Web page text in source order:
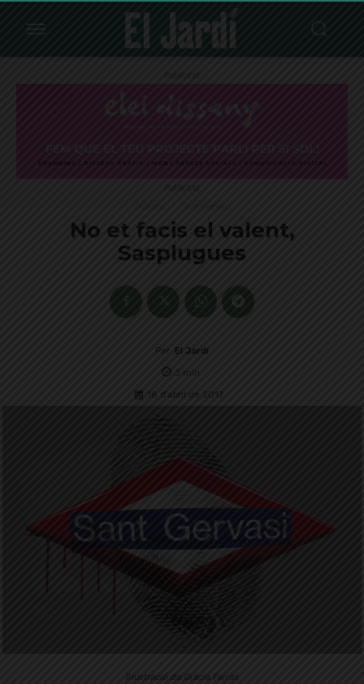
Publicitat
Publicitat
No et facis el valent,
Sasplugues
Per El Jardí
3 min.
18 d'abril de 2017
Il·lustració de Gràcia Farràs